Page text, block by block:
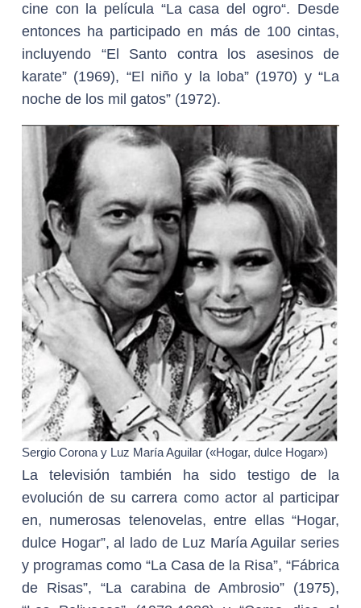
cine con la película “La casa del ogro“. Desde
entonces ha participado en más de 100 cintas,
incluyendo “El Santo contra los asesinos de
karate” (1969), “El niño y la loba” (1970) y “La
noche de los mil gatos” (1972).
Sergio Corona y Luz María Aguilar («Hogar, dulce Hogar»)
La televisión también ha sido testigo de la
evolución de su carrera como actor al participar
en, numerosas telenovelas, entre ellas “Hogar,
dulce Hogar”, al lado de Luz María Aguilar series
y programas como “La Casa de la Risa”, “Fábrica
de Risas”, “La carabina de Ambrosio” (1975),